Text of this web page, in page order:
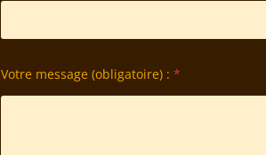
Votre message (obligatoire) :*